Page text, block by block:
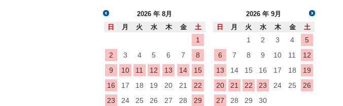
2026 年 8月
日
月 火 水 木 金 土
1
2
3 4 5 6 7
8
9
10 11 12 13 14
15
16
17 18 19 20 21
22
23
24 25 26 27 28
29
2026 年 9月
日
月 火 水 木 金 土
1 2 3 4
5
6
7 8 9 10 11
12
13
14 15 16 17 18
19
20
21 22 23 24 25
26
27
28 29 30